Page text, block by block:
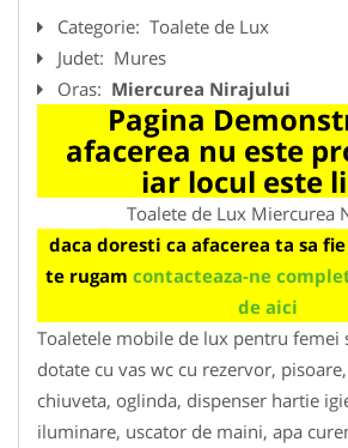
Categorie: Toalete de Lux
Judet: Mures
Oras: Miercurea Nirajului
Pagina
afacerea nu este
iar locul este
Toalete de Lux Miercurea
daca doresti ca afacerea ta sa
te rugam contacteaza-ne
de aici
Toaletele mobile de lux pentru femei
dotate cu vas wc cu rezervor,
chiuveta, oglinda, dispenser hartie
iluminare, uscator de maini, apa